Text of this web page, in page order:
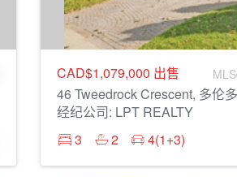
CAD$1,079,000 出售
46 Tweedrock Crescent, 多伦多
经纪公司: LPT REALTY
3
2 4(1+3)